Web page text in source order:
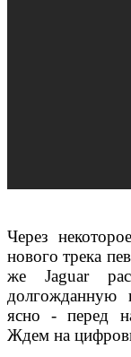
Через
нового трека
же Jaguar
долгожданную
ясно - перед
Ждем на